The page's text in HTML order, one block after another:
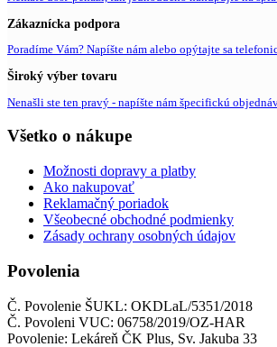
Zákaznícka podpora
Poradíme Vám? Napíšte nám alebo opýtajte sa
Široký výber tovaru
Nenašli ste ten pravý - napíšte nám špecifickú
Všetko o nákupe
Možnosti dopravy a platby
Ako nakupovať
Reklamačný poriadok
Všeobecné obchodné podmienky
Zásady ochrany osobných údajov
Povolenia
Č. Povolenie ŠUKL: OKDLaL/5351/2018
Č. Povoleni VUC: 06758/2019/OZ-HAR
Povolenie: Lekáreň ČK Plus, Sv. Jakuba 33